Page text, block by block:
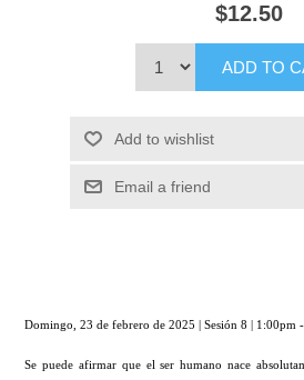
$12.50
ADD TO
Add to wishlist
Email a friend
Domingo, 23 de febrero de 2025 | Sesión 8 | 1:00pm
Se puede afirmar que el ser humano nace